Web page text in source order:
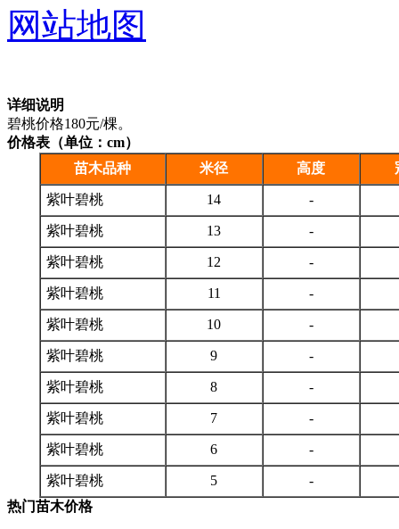
详细说明
碧桃价格180元/棵。
价格表（单位：cm）
苗木品种
米径 高度
紫叶碧桃 14 -
紫叶碧桃 13 -
紫叶碧桃 12 -
紫叶碧桃 11 -
紫叶碧桃 10 -
紫叶碧桃 9 -
紫叶碧桃 8 -
紫叶碧桃 7 -
紫叶碧桃 6 -
紫叶碧桃 5
-
热门苗木价格
网站地图